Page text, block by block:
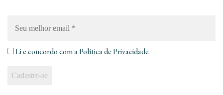
melhor
Li e concordo com aPolítica de Privacidade